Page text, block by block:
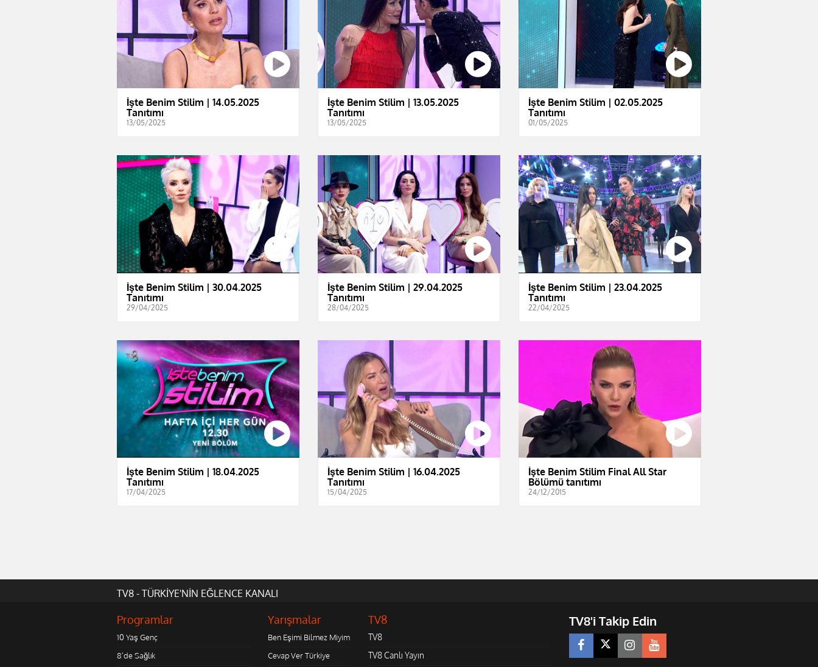
İşte Benim Stilim | 14.05.2025
Tanıtımı
13/05/2025
İşte Benim Stilim | 13.05.2025
Tanıtımı
13/05/2025
İşte Benim Stilim | 02.05.2025
Tanıtımı
01/05/2025
İşte Benim Stilim | 30.04.2025
Tanıtımı
29/04/2025
İşte Benim Stilim | 29.04.2025
Tanıtımı
28/04/2025
İşte Benim Stilim | 23.04.2025
Tanıtımı
22/04/2025
İşte Benim Stilim | 18.04.2025
Tanıtımı
17/04/2025
İşte Benim Stilim | 16.04.2025
Tanıtımı
15/04/2025
İşte Benim Stilim Final All Star
Bölümü tanıtımı
24/12/2015
TV8 - TÜRKİYE'NİN EĞLENCE KANALI
Programlar
10 Yaş Genç
8'de Sağlık
Yarışmalar
Ben Eşimi Bilmez Miyim
Cevap Ver Türkiye
TV8
TV8
TV8 Canlı Yayın
TV8'i Takip Edin